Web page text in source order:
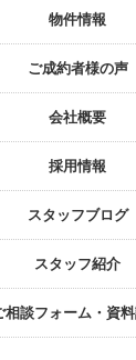
物件情報
ご成約者様の声
会社概要
採⽤情報
スタッフブログ
スタッフ紹介
相談フォーム・資